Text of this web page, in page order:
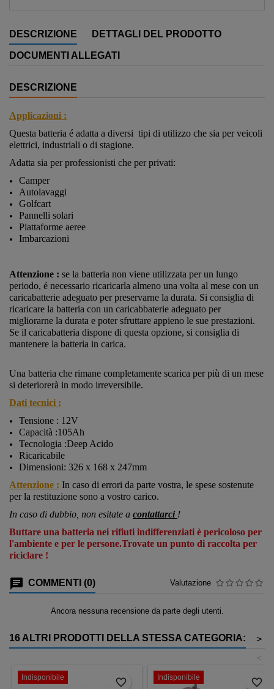
DESCRIZIONE DETTAGLI DEL PRODOTTO
DOCUMENTI ALLEGATI
DESCRIZIONE
Applicazioni :
Questa batteria é adatta a diversi tipi di utilizzo che sia per veicoli
elettrici, industriali o di stagione.
Adatta sia per professionisti che per privati:
Camper
Autolavaggi
Golfcart
Pannelli solari
Piattaforme aeree
Imbarcazioni
Attenzione : se la batteria non viene utilizzata per un lungo
periodo, é necessario ricaricarla almeno una volta al mese con un
caricabatterie adeguato per preservarne la durata. Si consiglia di
ricaricare la batteria con un caricabbaterie adeguato per
migliorarne la durata e poter sfruttare appieno le sue prestazioni.
Se il caricabatteria dispone di questa opzione, si consiglia di
mantenere la batteria in carica.
Una batteria che rimane completamente scarica per più di un mese
si deteriorerà in modo irreversibile.
Dati tecnici :
Tensione : 12V
Capacità :105Ah
Tecnologia :Deep Acido
Ricaricabile
Dimensioni: 326 x 168 x 247mm
Attenzione : In caso di errori da parte vostra, le spese sostenute
per la restituzione sono a vostro carico.
In caso di dubbio, non esitate a contattarci !
Buttare una batteria nei rifiuti indifferenziati è pericoloso per
l'ambiente e per le persone.Trovate un punto di raccolta per
riciclare !
COMMENTI (0) Valutazione
Ancora nessuna recensione da parte degli utenti.
16 ALTRI PRODOTTI DELLA STESSA CATEGORIA:
>
<
Indisponibile favorite_border Indisponibile favorite_border